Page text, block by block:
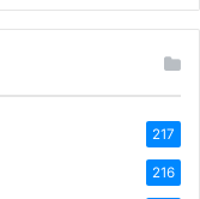
217
216